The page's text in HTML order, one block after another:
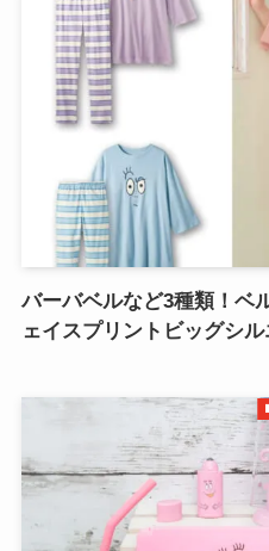
バーバベルなど3種類！ベ
ェイスプリントビッグシ